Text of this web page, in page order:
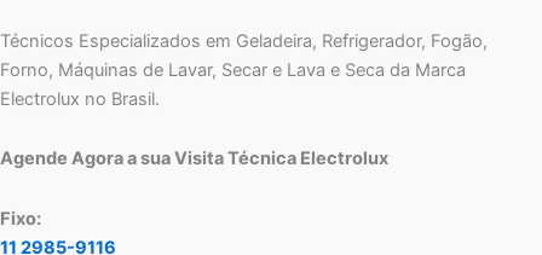
Técnicos Especializados em Geladeira, Refrigerador, Fogão,
Forno, Máquinas de Lavar, Secar e Lava e Seca da Marca
Electrolux no Brasil.
Agende Agora a sua Visita Técnica Electrolux
Fixo:
11 2985-9116